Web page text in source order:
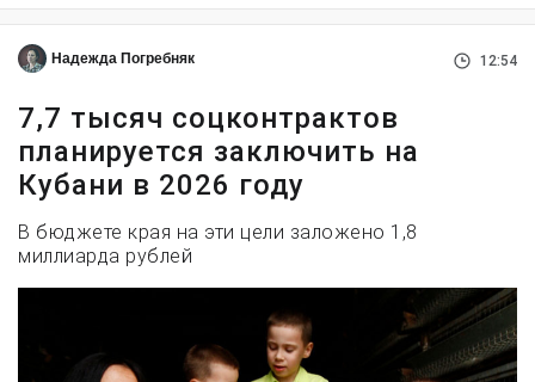
Надежда Погребняк 12:54
7,7 тысяч соцконтрактов
планируется заключить на
Кубани в 2026 году
В бюджете края на эти цели заложено 1,8
миллиарда рублей